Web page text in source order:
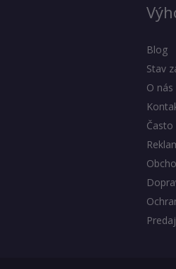
Blog
Stav
O nás